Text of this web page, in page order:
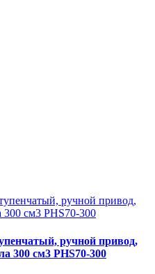
ручной привод,
300 см3 PHS70-300